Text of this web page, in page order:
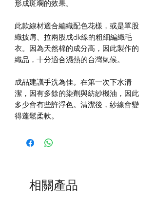
形成斑斕的效果。
此款線材適合編織配色花樣，或是單股
織披肩、拉兩股成dk線的粗細編織毛
衣。因為天然棉的成分高，因此製作的
織品，十分適合濕熱的台灣氣候。
成品建議手洗為佳。在第一次下水清
潔，因有多餘的染劑與紡紗機油，因此
多少會有些許浮色。清潔後，紗線會變
得蓬鬆柔軟。
相關產品